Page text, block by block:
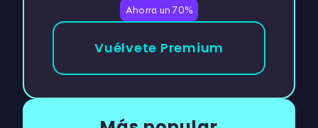
Ahorra un 70%
Vuélvete Premium